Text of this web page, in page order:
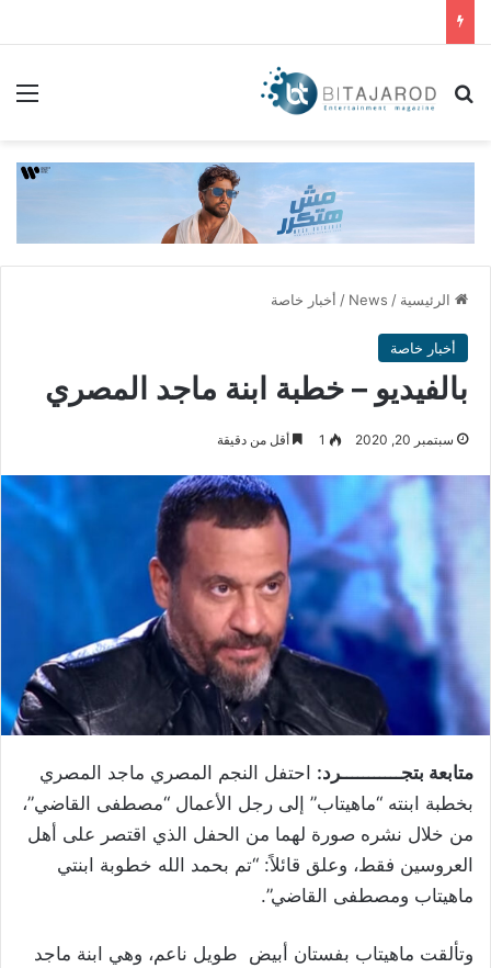
بحث عن
الرئيسية /
News
/ أخبار خاصة
أخبار خاصة
بالفيديو – خطبة ابنة ماجد المصري
سبتمبر 20, 2020 1 أقل من دقيقة
متابعة بتجـــــــــــرد: احتفل النجم المصري ماجد المصري
بخطبة ابنته “ماهيتاب” إلى رجل الأعمال “مصطفى القاضي”،
من خلال نشره صورة لهما من الحفل الذي اقتصر على أهل
العروسين فقط، وعلق قائلاً: “تم بحمد الله خطوبة ابنتي
ماهيتاب ومصطفى القاضي”.
وتألقت ماهيتاب بفستان أبيض طويل ناعم، وهي ابنة ماجد